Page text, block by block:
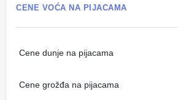
CENE VOĆA NA PIJACAMA
Cene dunje na pijacama
Cene grožđa na pijacama